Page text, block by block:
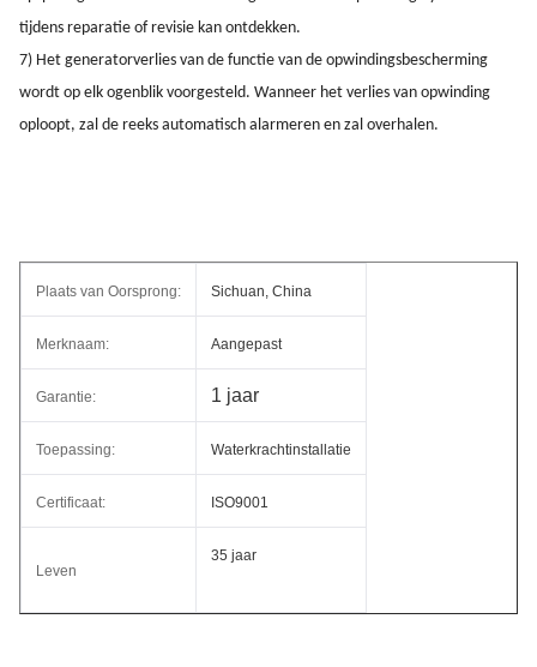
tijdens reparatie of revisie kan ontdekken.
7) Het generatorverlies van de functie van de opwindingsbescherming
wordt op elk ogenblik voorgesteld. Wanneer het verlies van opwinding
oploopt, zal de reeks automatisch alarmeren en zal overhalen.
Plaats van Oorsprong: Sichuan, China
Merknaam: Aangepast
Garantie: 1 jaar
Toepassing: Waterkrachtinstallatie
Certificaat: ISO9001
Leven
35 jaar